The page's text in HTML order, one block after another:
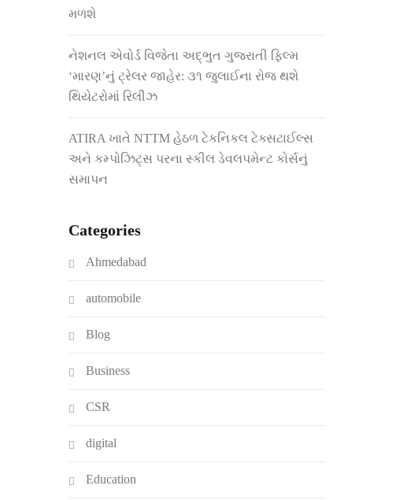
મળશે
નેશનલ એવોર્ડ વિજેતા અદ્ભુત ગુજરાતી ફિલ્મ
‘મારણ’નું ટ્રેલર જાહેર: ૩૧ જુલાઈના રોજ થશે
થિયેટરોમાં રિલીઝ
ATIRA ખાતે NTTM હેઠળ ટેકનિકલ ટેક્સટાઈલ્સ
અને કમ્પોઝિટ્સ પરના સ્કીલ ડેવલપમેન્ટ કોર્સનું
સમાપન
Categories
Ahmedabad
automobile
Blog
Business
CSR
digital
Education